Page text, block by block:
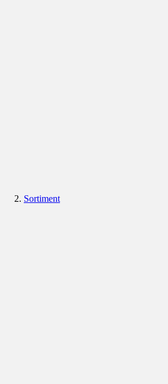
Sortiment